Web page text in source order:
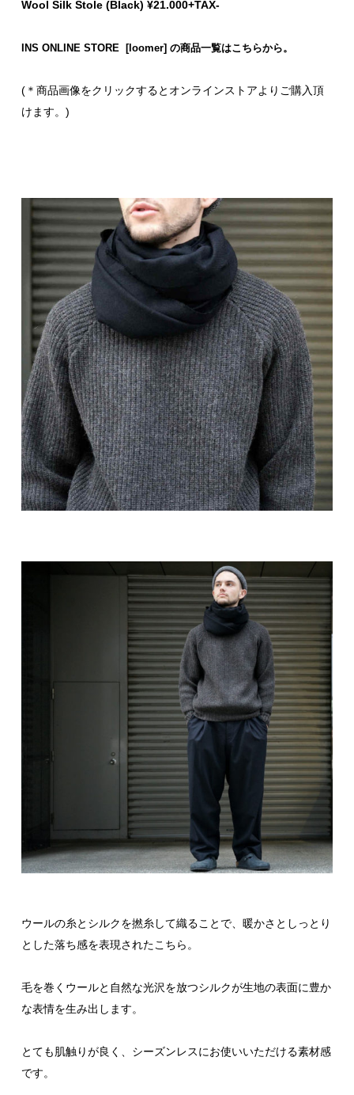
Wool Silk Stole (Black) ¥21.000+TAX-
INS ONLINE STORE [loomer] の商品一覧はこちらから。
(＊商品画像をクリックするとオンラインストアよりご購入頂
けます。)
ウールの糸とシルクを撚糸して織ることで、暖かさとしっとり
とした落ち感を表現されたこちら。
毛を巻くウールと自然な光沢を放つシルクが生地の表面に豊か
な表情を生み出します。
とても肌触りが良く、シーズンレスにお使いいただける素材感
です。